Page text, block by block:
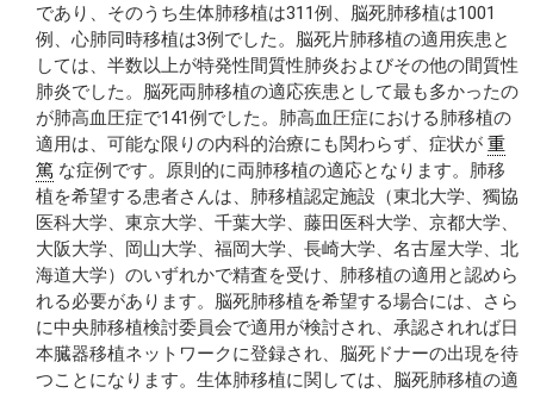
であり、そのうち生体肺移植は311例、脳死肺移植は1001
例、心肺同時移植は3例でした。脳死片肺移植の適用疾患と
しては、半数以上が特発性間質性肺炎およびその他の間質性
肺炎でした。脳死両肺移植の適応疾患として最も多かったの
が肺高血圧症で141例でした。肺高血圧症における肺移植の
適用は、可能な限りの内科的治療にも関わらず、症状が 重
篤 な症例です。原則的に両肺移植の適応となります。肺移
植を希望する患者さんは、肺移植認定施設（東北大学、獨協
医科大学、東京大学、千葉大学、藤田医科大学、京都大学、
大阪大学、岡山大学、福岡大学、長崎大学、名古屋大学、北
海道大学）のいずれかで精査を受け、肺移植の適用と認めら
れる必要があります。脳死肺移植を希望する場合には、さら
に中央肺移植検討委員会で適用が検討され、承認されれば日
本臓器移植ネットワークに登録され、脳死ドナーの出現を待
つことになります。生体肺移植に関しては、脳死肺移植の適